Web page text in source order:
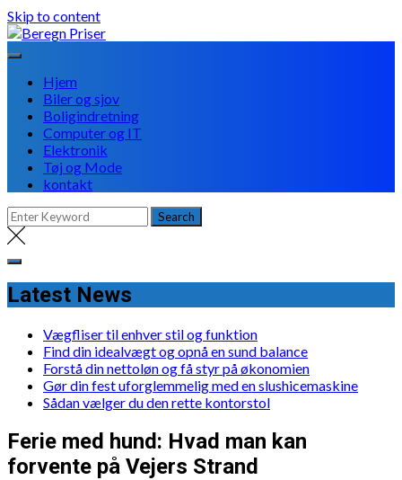
Skip to content
Hjem
Biler og sjov
Boligindretning
Computer og IT
Elektronik
Tøj og Mode
kontakt
Latest News
Vægfliser til enhver stil og funktion
Find din idealvægt og opnå en sund balance
Forstå din nettoløn og få styr på økonomien
Gør din fest uforglemmelig med en slushicemaskine
Sådan vælger du den rette kontorstol
Ferie med hund: Hvad man kan
forvente på Vejers Strand